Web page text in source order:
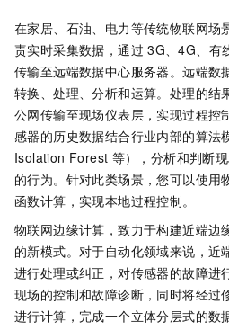
在家居、石油、电力等传统物联网场
责实时采集数据，通过 3G、4G、有
传输至远端数据中心服务器。远端数
转换、处理、分析和运算。处理的结
公网传输至现场仪表层，实现过程控
感器的历史数据结合行业内部的算法
Isolation Forest 等），分析和判断
的行为。针对此类场景，您可以使用
函数计算，实现本地过程控制。
物联网边缘计算，致力于构建近端边
的新模式。对于自动化领域来说，近
进行处理或纠正，对传感器的故障进
现场的控制和故障诊断，同时将经过
进行计算，完成一个立体分层式的数